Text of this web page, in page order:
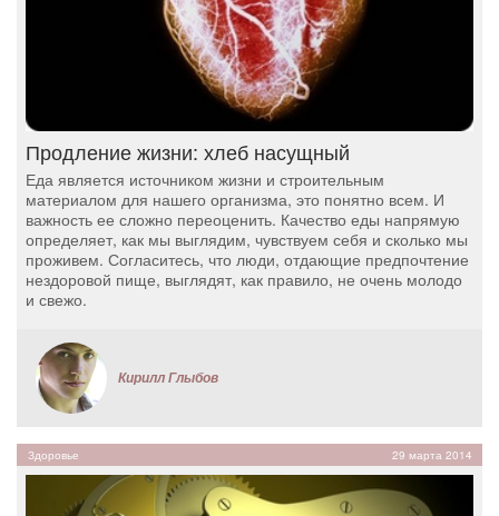
Продление жизни: хлеб насущный
Еда является источником жизни и строительным
материалом для нашего организма, это понятно всем. И
важность ее сложно переоценить. Качество еды напрямую
определяет, как мы выглядим, чувствуем себя и сколько мы
проживем. Согласитесь, что люди, отдающие предпочтение
нездоровой пище, выглядят, как правило, не очень молодо
и свежо.
Кирилл Глыбов
Здоровье 29 марта 2014